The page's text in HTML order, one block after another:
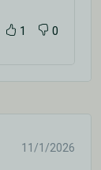
1 0
11/1/2026